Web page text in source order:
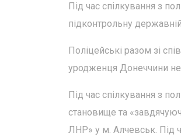
Під час спілкування з
підконтрольну
Поліцейські разом зі
уродженця Донеччини
Під час спілкування з
становище та
ЛНР» у м. Алчевськ. Під